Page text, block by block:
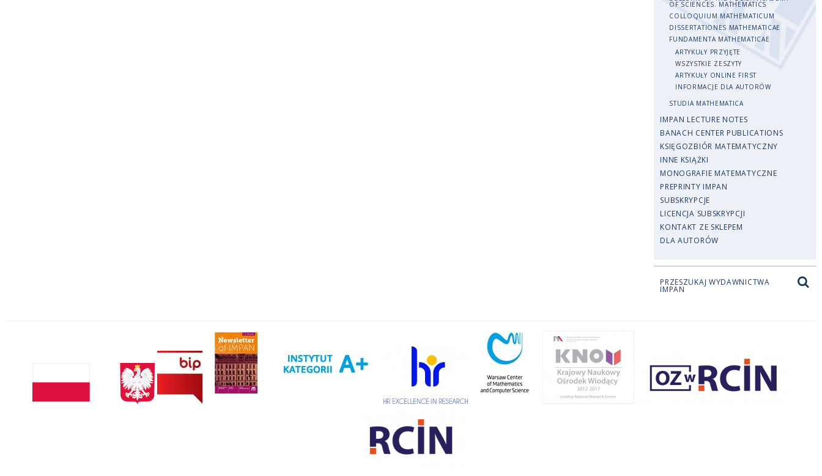
OF SCIENCES. MATHEMATICS
COLLOQUIUM MATHEMATICUM
DISSERTATIONES MATHEMATICAE
FUNDAMENTA MATHEMATICAE
ARTYKUŁY PRZYJĘTE
WSZYSTKIE ZESZYTY
ARTYKUŁY ONLINE FIRST
INFORMACJE DLA AUTORÓW
STUDIA MATHEMATICA
IMPAN LECTURE NOTES
BANACH CENTER PUBLICATIONS
KSIĘGOZBIÓR MATEMATYCZNY
INNE KSIĄŻKI
MONOGRAFIE MATEMATYCZNE
PREPRINTY IMPAN
SUBSKRYPCJE
LICENCJA SUBSKRYPCJI
KONTAKT ZE SKLEPEM
DLA AUTORÓW
PRZESZUKAJ WYDAWNICTWA
IMPAN